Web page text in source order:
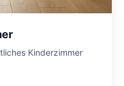
Kinderzimmer